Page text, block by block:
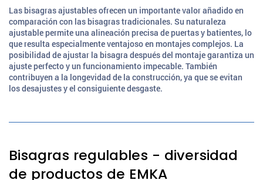
Las bisagras ajustables ofrecen un importante valor añadido en
comparación con las bisagras tradicionales. Su naturaleza
ajustable permite una alineación precisa de puertas y batientes, lo
que resulta especialmente ventajoso en montajes complejos. La
posibilidad de ajustar la bisagra después del montaje garantiza un
ajuste perfecto y un funcionamiento impecable. También
contribuyen a la longevidad de la construcción, ya que se evitan
los desajustes y el consiguiente desgaste.
Bisagras regulables - diversidad
de productos de EMKA